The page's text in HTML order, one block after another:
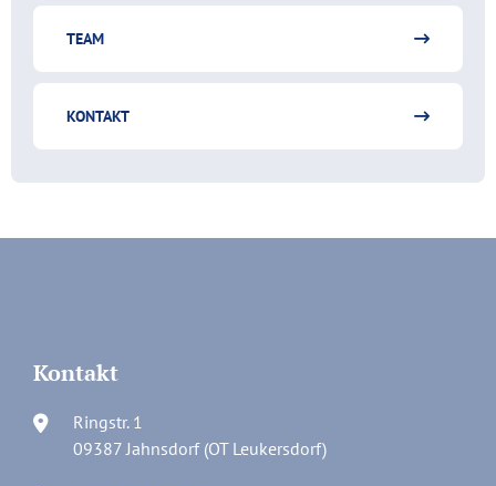
TEAM
KONTAKT
Kontakt
Ringstr. 1
09387 Jahnsdorf (OT Leukersdorf)